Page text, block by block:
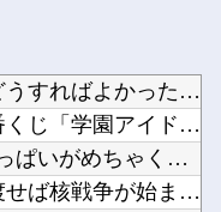
『マリオカートワールド』はどうすればよかったのか…他
【学園アイドルマスター】一番くじ「学園アイドルマスター Pa...
【悲報】咲-Saki-さん、もうおっぱいがめちゃくちゃ他
「私達が原爆ドーム前をあけ渡せば核戦争が始まってしまう」と訴...